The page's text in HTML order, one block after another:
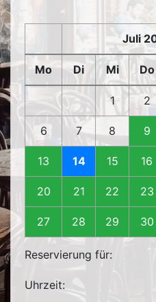
Juli
Mo Di Mi Do
1 2
6 7 8 9
13 14 15 16
20 21 22 23
27 28 29 30
Reservierung für:
Uhrzeit: